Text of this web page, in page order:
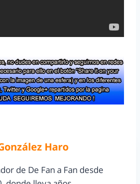
Haro
de De Fan a Fan desde